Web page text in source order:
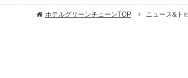
ホテルグリーンチェーンTOP ニュース&ト